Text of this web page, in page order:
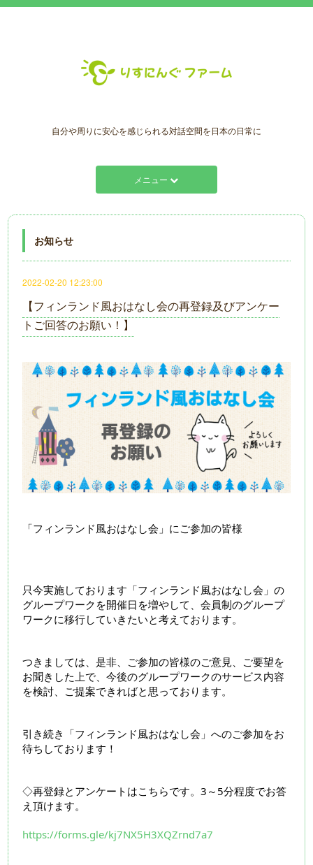
自分や周りに安心を感じられる対話空間を日本の日常に
メニュー
お知らせ
2022-02-20 12:23:00
【フィンランド風おはなし会の再登録及びアンケー
トご回答のお願い！】
「フィンランド風おはなし会」にご参加の皆様
只今実施しております「フィンランド風おはなし会」の
グループワークを開催日を増やして、会員制のグループ
ワークに移行していきたいと考えております。
つきましては、是非、ご参加の皆様のご意見、ご要望を
お聞きした上で、今後のグループワークのサービス内容
を検討、ご提案できればと思っております。
引き続き「フィンランド風おはなし会」へのご参加をお
待ちしております！
◇再登録とアンケートはこちらです。3～5分程度でお答
え頂けます。
https://forms.gle/kj7NX5H3XQZrnd7a7